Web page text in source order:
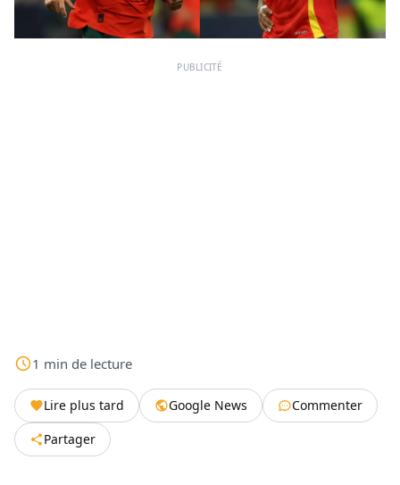
PUBLICITÉ
1 min de lecture
Lire plus tard Google News
Commenter
Partager